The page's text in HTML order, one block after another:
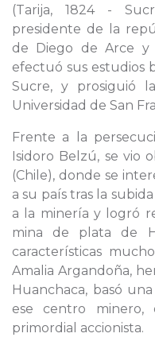
(Tarija, 1824 -
presidente de la
de Diego de Arce y
efectuó sus estudios
Sucre, y prosiguió
Universidad de San
Frente a la
Isidoro Belzú, se vio
(Chile), donde se
a su país tras la
a la minería y logró
mina de plata de
características
Amalia Argandoña,
Huanchaca, basó
ese centro
primordial accionista.